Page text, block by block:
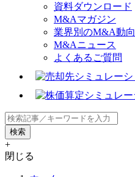
資料ダウンロード
M&Aマガジン
業界別のM&A動向
M&Aニュース
よくあるご質問
+
閉じる